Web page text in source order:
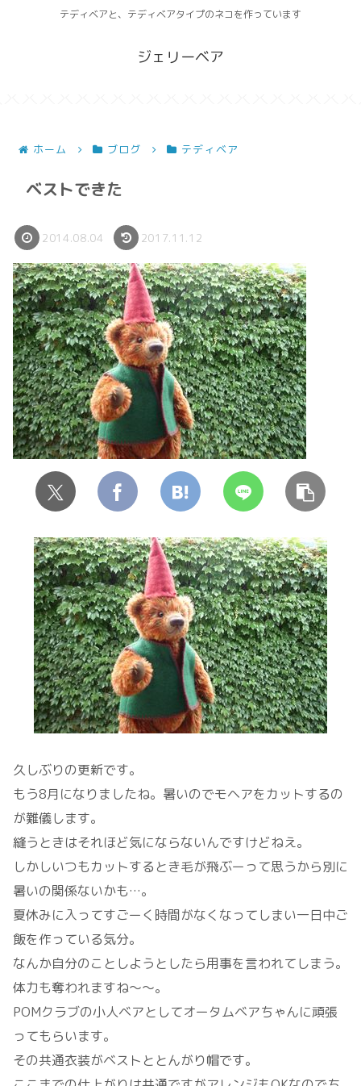
テディベアと、テディベアタイプのネコを作っています
ジェリーベア
ホーム ブログ テディベア
ベストできた
2014.08.04 2017.11.12
久しぶりの更新です。
もう8月になりましたね。暑いのでモヘアをカットするの
が難儀します。
縫うときはそれほど気にならないんですけどねえ。
しかしいつもカットするとき毛が飛ぶーって思うから別に
暑いの関係ないかも…。
夏休みに入ってすごーく時間がなくなってしまい一日中ご
飯を作っている気分。
なんか自分のことしようとしたら用事を言われてしまう。
体力も奪われますね～～。
POMクラブの小人ベアとしてオータムベアちゃんに頑張
ってもらいます。
その共通衣装がベストととんがり帽です。